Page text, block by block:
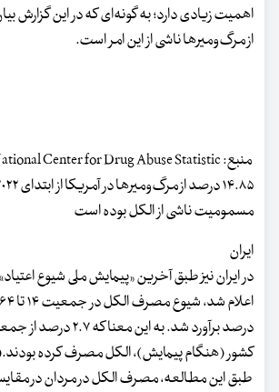
از مرگ‌ومیرها ناشی از این امر است.
منبع: National Center for Drug Abuse Statistic
مسمومیت ناشی از الکل بوده است
ایران
کشور (هنگام پیمایش)، الکل مصرف کرده
طبق این مطالعه، مصرف الکل در مردان در